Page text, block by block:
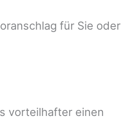
für Sie oder
vorteilhafter einen